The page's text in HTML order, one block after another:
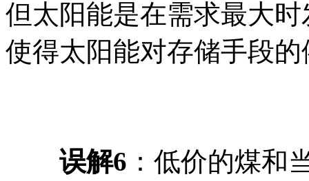
但太阳能是在需求最大
使得太阳能对存储手段
误解6 ：低价的煤和